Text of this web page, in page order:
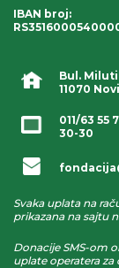
Bul.
11070
011/63 55
30-30
Svaka uplata na
prikazana na sajtu
Donacije SMS-om
uplate operatera
IBAN broj: